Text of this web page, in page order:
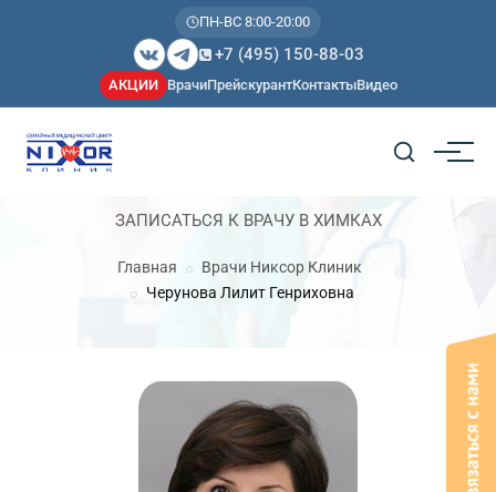
ПН-ВС 8:00-20:00
+7 (495) 150-88-03
АКЦИИ ВрачиПрейскурантКонтактыВидео
ЗАПИСАТЬСЯ К ВРАЧУ В ХИМКАХ
Главная
Врачи Никсор Клиник
Черунова Лилит Генриховна